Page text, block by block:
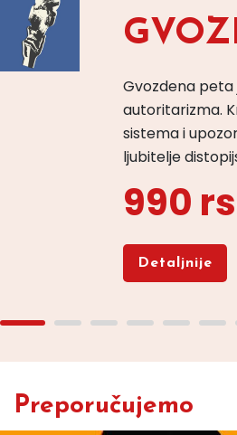
Gvozdena peta
autoritarizma.
sistema i
ljubitelje
990
Detaljnije
Preporučujemo